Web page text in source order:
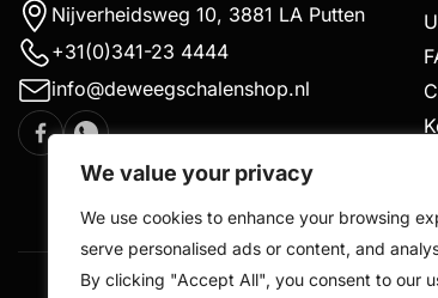
We value your privacy
We use cookies to enhance your browsing
serve personalised ads or content, and
By clicking "Accept All", you consent to our
Nijverheidsweg 10, 3881 LA Putten
+31(0)341-23 4444
info@deweegschalenshop.nl